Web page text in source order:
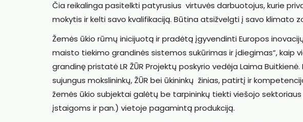
Čia reikalinga pasitelkti patyrusius virtuvės darbuotojus, kurie
mokytis ir kelti savo kvalifikaciją. Būtina atsižvelgti į savo klimato
Žemės ūkio rūmų inicijuotą ir pradėtą įgyvendinti Europos
maisto tiekimo grandinės sistemos sukūrimas ir įdiegimas“, kaip
grandinę pristatė LR ŽŪR Projektų poskyrio vedėja Laima
sujungus mokslininkų, ŽŪR bei ūkininkų žinias, patirtį ir
žemės ūkio subjektai galėtų be tarpininkų tiekti viešojo
įstaigoms ir pan.) vietoje pagamintą produkciją.